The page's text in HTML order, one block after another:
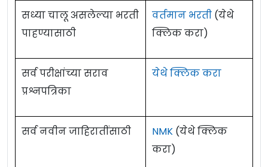
सध्या चालू असलेल्या भरती
पाहण्यासाठी
वर्तमान भरती (येथे
क्लिक करा)
सर्व परीक्षांच्या सराव
प्रश्नपत्रिका
येथे क्लिक करा
सर्व नवीन जाहिरातींसाठी NMK (येथे क्लिक
करा)